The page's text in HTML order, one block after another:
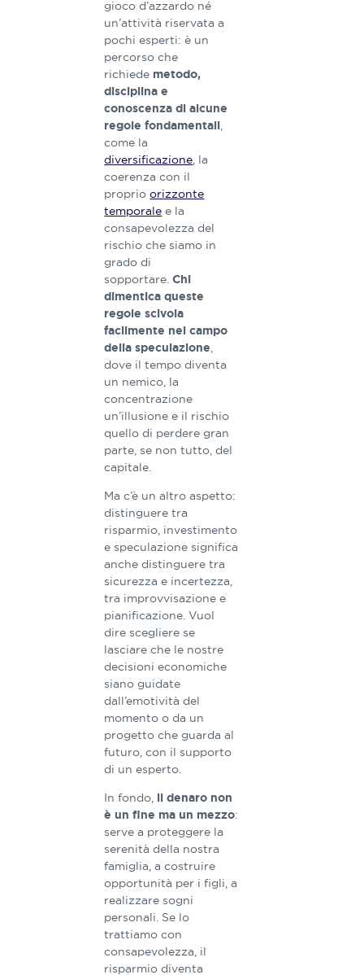
gioco d’azzardo né
un’attività riservata a
pochi esperti: è un
percorso che
richiede metodo,
disciplina e
conoscenza di alcune
regole fondamentali,
come la
diversificazione, la
coerenza con il
proprioorizzonte
temporale e la
consapevolezza del
rischio che siamo in
grado di
sopportare.Chi
dimentica queste
regole scivola
facilmente nel campo
della speculazione,
dove il tempo diventa
un nemico, la
concentrazione
un’illusione e il rischio
quello di perdere gran
parte, se non tutto, del
capitale.
Ma c’è un altro aspetto:
distinguere tra
risparmio, investimento
e speculazione significa
anche distinguere tra
sicurezza e incertezza,
tra improvvisazione e
pianificazione. Vuol
dire scegliere se
lasciare che le nostre
decisioni economiche
siano guidate
dall’emotività del
momento o da un
progetto che guarda al
futuro, con il supporto
di un esperto.
In fondo, il denaro non
è un fine ma un mezzo:
serve a proteggere la
serenità della nostra
famiglia, a costruire
opportunità per i figli, a
realizzare sogni
personali. Se lo
trattiamo con
consapevolezza, il
risparmio diventa